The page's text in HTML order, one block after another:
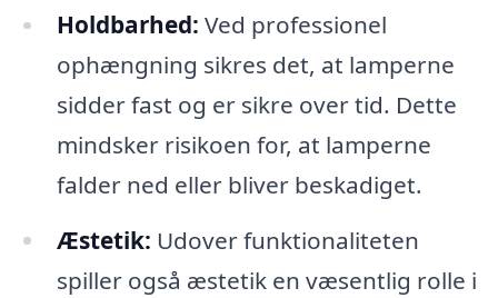
Holdbarhed: Ved professionel
ophængning sikres det, at lamperne
sidder fast og er sikre over tid. Dette
mindsker risikoen for, at lamperne
falder ned eller bliver beskadiget.
Æstetik: Udover funktionaliteten
spiller også æstetik en væsentlig rolle i